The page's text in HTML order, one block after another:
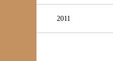
2011